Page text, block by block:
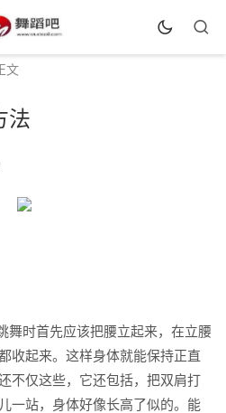
文
法
时首先应该把腰立起来，在立腰
收起来。这样身体就能保持正直
不仅这些，它还包括，把双肩打
一站，身体好像长高了似的。能